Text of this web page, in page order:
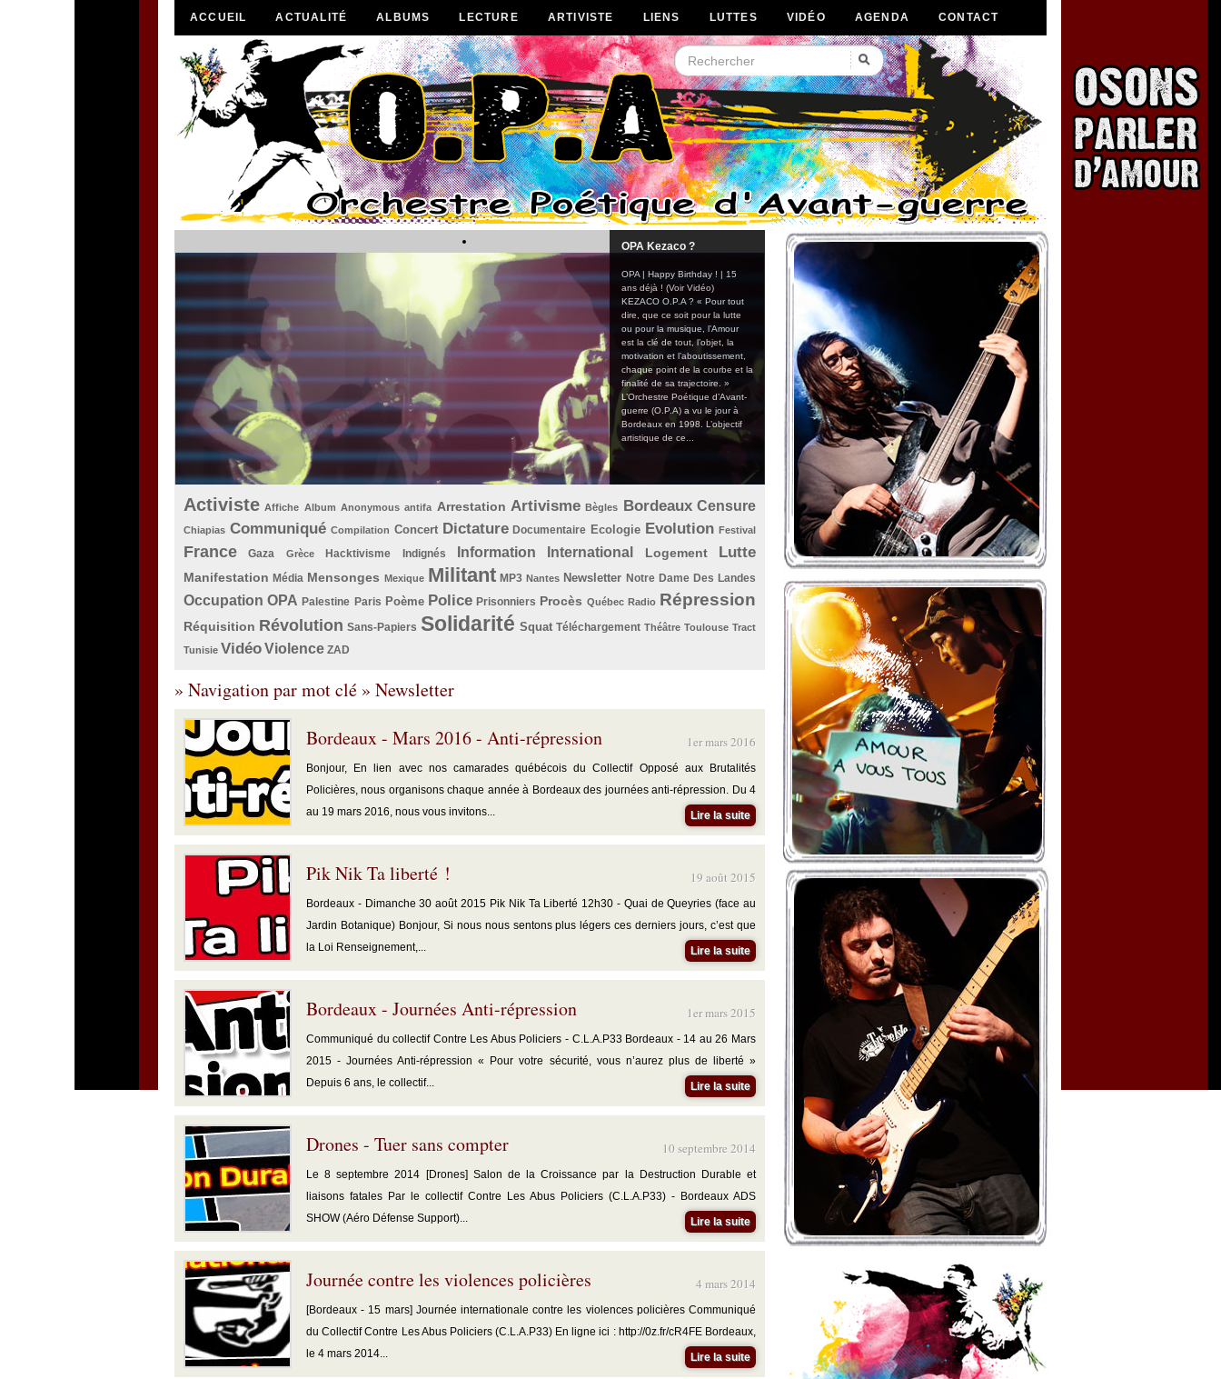
ACCUEIL ACTUALITÉ ALBUMS LECTURE ARTIVISTE LIENS LUTTES VIDÉO AGENDA CONTACT
OPA Kezaco ?
OPA | Happy Birthday ! | 15
ans déjà ! (Voir Vidéo)
KEZACO O.P.A ? « Pour tout
dire, que ce soit pour la lutte
ou pour la musique, l’Amour
est la clé de tout, l’objet, la
motivation et l’aboutissement,
chaque point de la courbe et la
finalité de sa trajectoire. »
L’Orchestre Poétique d’Avant-
guerre (O.P.A) a vu le jour à
Bordeaux en 1998. L’objectif
artistique de ce...
Activiste Affiche Album Anonymous antifa Arrestation Artivisme Bègles Bordeaux Censure
Chiapias Communiqué Compilation Concert Dictature Documentaire Ecologie Evolution Festival
France Gaza Grèce Hacktivisme Indignés Information International Logement Lutte
Manifestation Média Mensonges Mexique Militant MP3 Nantes Newsletter Notre Dame Des Landes
Occupation OPA Palestine Paris Poème Police Prisonniers Procès Québec Radio Répression
Réquisition Révolution Sans-Papiers Solidarité Squat Téléchargement Théâtre Toulouse Tract
Tunisie VidéoViolence ZAD
» Navigation par mot clé » Newsletter
1er mars 2016
Bordeaux - Mars 2016 - Anti-répression
Bonjour, En lien avec nos camarades québécois du Collectif Opposé aux Brutalités
Policières, nous organisons chaque année à Bordeaux des journées anti-répression. Du 4
au 19 mars 2016, nous vous invitons...
Lire la suite
19 août 2015
Pik Nik Ta liberté !
Bordeaux - Dimanche 30 août 2015 Pik Nik Ta Liberté 12h30 - Quai de Queyries (face au
Jardin Botanique) Bonjour, Si nous nous sentons plus légers ces derniers jours, c’est que
la Loi Renseignement,...
Lire la suite
1er mars 2015
Bordeaux - Journées Anti-répression
Communiqué du collectif Contre Les Abus Policiers - C.L.A.P33 Bordeaux - 14 au 26 Mars
2015 - Journées Anti-répression « Pour votre sécurité, vous n’aurez plus de liberté »
Depuis 6 ans, le collectif...
Lire la suite
10 septembre 2014
Drones - Tuer sans compter
Le 8 septembre 2014 [Drones] Salon de la Croissance par la Destruction Durable et
liaisons fatales Par le collectif Contre Les Abus Policiers (C.L.A.P33) - Bordeaux ADS
SHOW (Aéro Défense Support)...
Lire la suite
4 mars 2014
Journée contre les violences policières
[Bordeaux - 15 mars] Journée internationale contre les violences policières Communiqué
du Collectif Contre Les Abus Policiers (C.L.A.P33) En ligne ici : http://0z.fr/cR4FE Bordeaux,
le 4 mars 2014...
Lire la suite